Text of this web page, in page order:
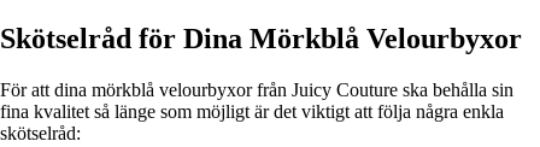
Skötselråd för Dina Mörkblå Velourbyxor
För att dina mörkblå velourbyxor från Juicy Couture ska behålla sin
fina kvalitet så länge som möjligt är det viktigt att följa några enkla
skötselråd: